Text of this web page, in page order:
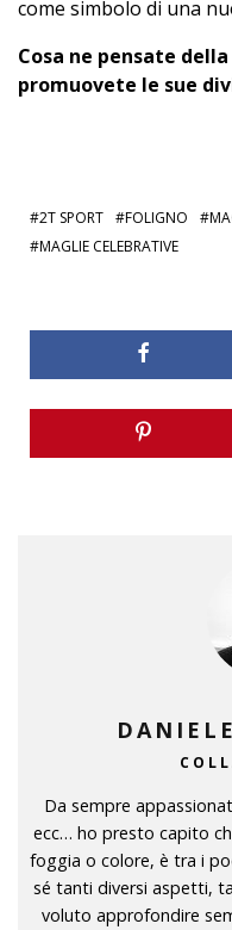
come simbolo di una
Cosa ne pensate
promuovete le sue
2T SPORT FOLIGNO
MAGLIE CELEBRATIVE
Da sempre
ecc… ho presto capito
foggia o colore, è tra i
sé tanti diversi aspetti,
voluto approfondire